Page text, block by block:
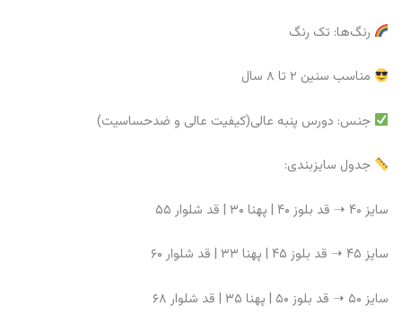
رنگ‌ها: تک رنگ
مناسب سنین ۲ تا ۸ سال
جنس: دورس پنبه عالی(کیفیت عالی و ضدحساسیت)
جدول سایزبندی:
سایز ۴۰ ➝ قد بلوز ۴۰ | پهنا ۳۰ | قد شلوار ۵۵
سایز ۴۵ ➝ قد بلوز ۴۵ | پهنا ۳۳ | قد شلوار ۶۰
سایز ۵۰ ➝ قد بلوز ۵۰ | پهنا ۳۵ | قد شلوار ۶۸